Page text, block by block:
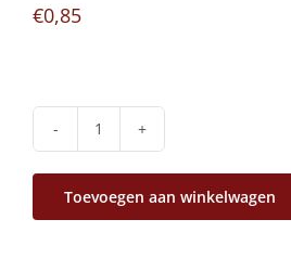
€0,85
Blauw
maanzaad
aantal
Toevoegen aan winkelwagen